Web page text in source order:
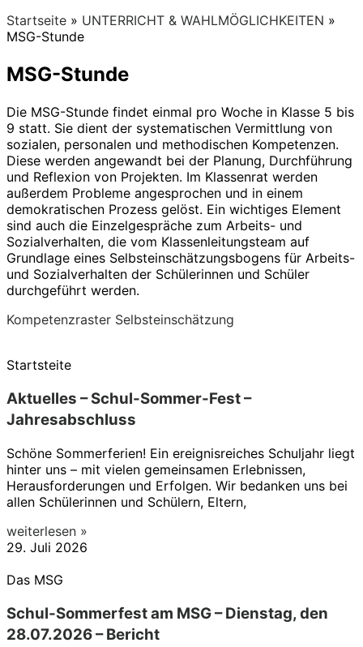
Startseite » UNTERRICHT & WAHLMÖGLICHKEITEN »
MSG-Stunde
MSG-Stunde
Die MSG-Stunde findet einmal pro Woche in Klasse 5 bis
9 statt. Sie dient der systematischen Vermittlung von
sozialen, personalen und methodischen Kompetenzen.
Diese werden angewandt bei der Planung, Durchführung
und Reflexion von Projekten. Im Klassenrat werden
außerdem Probleme angesprochen und in einem
demokratischen Prozess gelöst. Ein wichtiges Element
sind auch die Einzelgespräche zum Arbeits- und
Sozialverhalten, die vom Klassenleitungsteam auf
Grundlage eines Selbsteinschätzungsbogens für Arbeits-
und Sozialverhalten der Schülerinnen und Schüler
durchgeführt werden.
Kompetenzraster Selbsteinschätzung
Startsteite
Aktuelles – Schul-Sommer-Fest –
Jahresabschluss
Schöne Sommerferien! Ein ereignisreiches Schuljahr liegt
hinter uns – mit vielen gemeinsamen Erlebnissen,
Herausforderungen und Erfolgen. Wir bedanken uns bei
allen Schülerinnen und Schülern, Eltern,
weiterlesen »
29. Juli 2026
Das MSG
Schul-Sommerfest am MSG – Dienstag, den
28.07.2026 – Bericht